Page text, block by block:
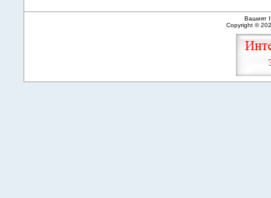
Вашият
Copyright ©